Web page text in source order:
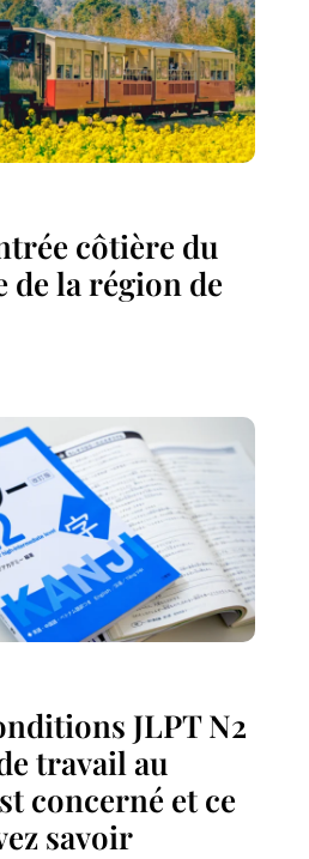
côtière du
de la région de
JLPT N2
travail au
concerné et ce
savoir